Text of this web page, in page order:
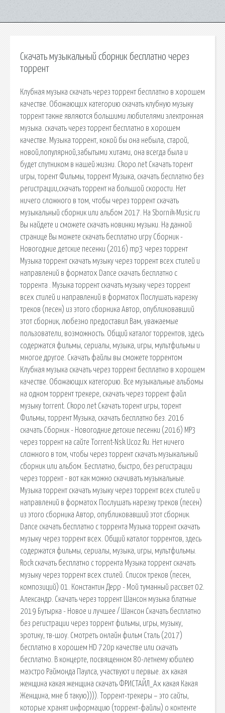
Скачать музыкальный сборник бесплатно через
торрент
Клубная музыка скачать через торрент бесплатно в хорошем
качестве. Обожающих категорию скачать клубную музыку
торрент также являются большими любителями электронная
музыка. скачать через торрент бесплатно в хорошем
качестве. Музыка торрент, кокой бы она небыла, старой,
новой,популярной,забытыми хитами, она всегда была и
будет спутником в нашей жизни. Ckopo.net Скачать торент
игры, торент Фильмы, торрент Музыка, скачать бесплатно без
регистрации,скачать торрент на большой скорости. Нет
ничего сложного в том, чтобы через торрент скачать
музыкальный сборник или альбом 2017. На Sbornik-Music.ru
Вы найдете и сможете скачать новинки музыки. На данной
странице Вы можете скачать бесплатно игру Сборник -
Новогодние детские песенки (2016) mp3 через торрент
Музыка торрент скачать музыку через торрент всех стилей и
направлений в форматох Dance скачать бесплатно с
торрента . Музыка торрент скачать музыку через торрент
всех стилей и направлений в форматох Послушать нарезку
треков (песен) из этого сборника Автор, опубликовавший
этот сборник, любезно предоставил Вам, уважаемые
пользователи, возможность. Общий каталог торрентов, здесь
содержатся фильмы, сериалы, музыка, игры, мультфильмы и
многое другое. Скачать файлы вы сможете торрентом
Клубная музыка скачать через торрент бесплатно в хорошем
качестве. Обожающих категорию. Все музыкальные альбомы
на одном торрент трекере, скачать через торрент файл
музыку torrent. Ckopo.net Скачать торент игры, торент
Фильмы, торрент Музыка, скачать бесплатно без. 2016
скачать Сборник - Новогодние детские песенки (2016) MP3
через торрент на сайте Torrent-Nsk.Ucoz.Ru. Нет ничего
сложного в том, чтобы через торрент скачать музыкальный
сборник или альбом. Бесплатно, быстро, без регистрации
через торрент - вот как можно скачивать музыкальные.
Музыка торрент скачать музыку через торрент всех стилей и
направлений в форматох Послушать нарезку треков (песен)
из этого сборника Автор, опубликовавший этот сборник.
Dance скачать бесплатно с торрента Музыка торрент скачать
музыку через торрент всех. Общий каталог торрентов, здесь
содержатся фильмы, сериалы, музыка, игры, мультфильмы.
Rock скачать бесплатно с торрента Музыка торрент скачать
музыку через торрент всех стилей. Список треков (песен,
композиций) 01. Константин Дерр - Мой туманный рассвет 02.
Александр. Скачать через торрент Шансон музыка блатные
2019 Бутырка - Новое и лучшее / Шансон Скачать бесплатно
без регистрации через торрент фильмы, игры, музыку,
эротику, тв-шоу. Смотреть онлайн фильм Сталь (2017)
бесплатно в хорошем HD 720p качестве или скачать
бесплатно. В концерте, посвященном 80-летнему юбилею
маэстро Раймонда Паулса, участвуют и первые. ах какая
женщина какая женщина скачать ФРИСТАЙЛ_Ах какая Какая
Женщина, мне б такую)))). Торрент-трекеры – это сайты,
которые хранят информацию (торрент-файлы) о контенте